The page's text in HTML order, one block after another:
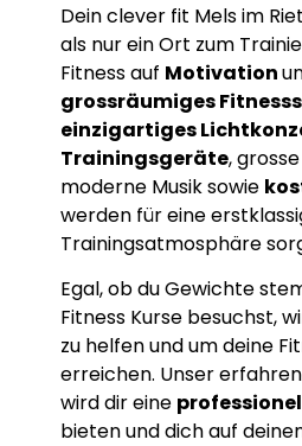
Dein clever fit Mels im
als nur ein Ort zum
Fitness auf Motivation
grossräumiges
einzigartiges
Trainingsgeräte,
moderne Musik sowie
werden für eine
Trainingsatmosphäre
Egal, ob du Gewichte
Fitness Kurse besuchst,
zu helfen und um deine
erreichen. Unser
wird dir eine
bieten und dich auf